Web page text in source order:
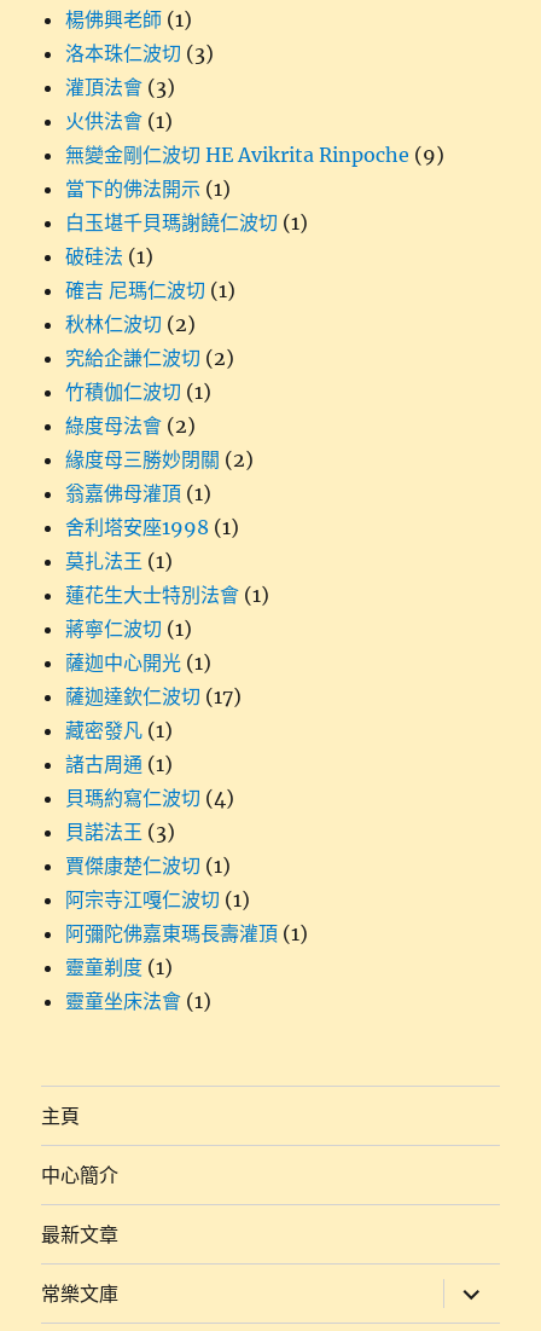
楊佛興老師 (1)
洛本珠仁波切 (3)
灌頂法會 (3)
火供法會 (1)
無變金剛仁波切 HE Avikrita Rinpoche (9)
當下的佛法開示 (1)
白玉堪千貝瑪謝饒仁波切 (1)
破硅法 (1)
確吉 尼瑪仁波切 (1)
秋林仁波切 (2)
究給企謙仁波切 (2)
竹積伽仁波切 (1)
綠度母法會 (2)
緣度母三勝妙閉關 (2)
翁嘉佛母灌頂 (1)
舍利塔安座1998 (1)
莫扎法王 (1)
蓮花生大士特別法會 (1)
蔣寧仁波切 (1)
薩迦中心開光 (1)
薩迦達欽仁波切 (17)
藏密發凡 (1)
諸古周通 (1)
貝瑪約寫仁波切 (4)
貝諾法王 (3)
賈傑康楚仁波切 (1)
阿宗寺江嘎仁波切 (1)
阿彌陀佛嘉東瑪長壽灌頂 (1)
靈童剃度 (1)
靈童坐床法會 (1)
主頁
中心簡介
最新文章
常樂文庫
展
開
子